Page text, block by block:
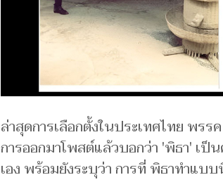
ล่าสุดการเลือกตั้งในประเทศไทย พร
การออกมาโพสต์แล้วบอกว่า 'พิธา' เ
เอง พร้อมยังระบุว่า การที่ พิธาทำแบ